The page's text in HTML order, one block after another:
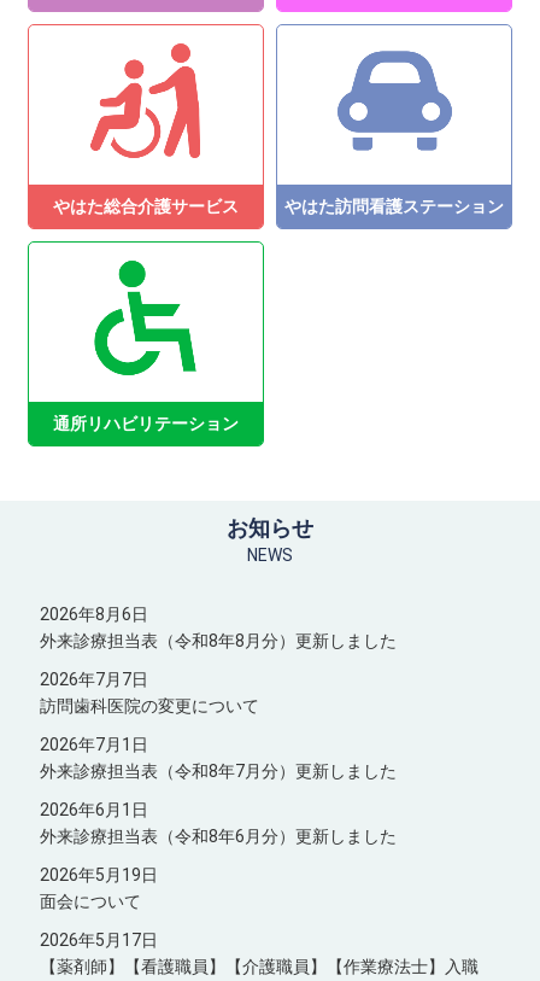
やはた総合介護サービス やはた訪問看護ステーション
通所リハビリテーション
お知らせ
NEWS
2026年8月6日
外来診療担当表（令和8年8月分）更新しました
2026年7月7日
訪問歯科医院の変更について
2026年7月1日
外来診療担当表（令和8年7月分）更新しました
2026年6月1日
外来診療担当表（令和8年6月分）更新しました
2026年5月19日
面会について
2026年5月17日
【薬剤師】【看護職員】【介護職員】【作業療法士】入職